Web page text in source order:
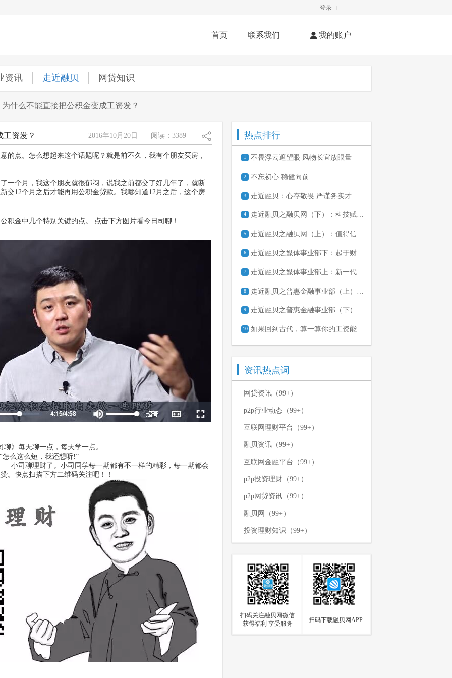
登录 |
首页 联系我们 我的账户
资讯 走近融贝 网贷知识
什么不能直接把公积金变成工资发？
资发？ 2016年10月20日 阅读：3389
的点。怎么想起来这个话题呢？就是前不久，我有个朋友买房，
一个月，我这个朋友就很郁闷，说我之前都交了好几年了，就断
交12个月之后才能再用公积金贷款。我哪知道12月之后，这个房
积金中几个特别关键的点。 点击下方图片看今日司聊！
聊》每天聊一点，每天学一点。
“怎么这么短，我还想听!”
小司聊理财了。小司同学每一期都有不一样的精彩，每一期都会
。快点扫描下方二维码关注吧！！
热点排行
1 不畏浮云遮望眼 风物长宜放眼量
2 不忘初心 稳健向前
3
4 走近融贝之融贝网（下）：科技赋能 聚焦服务
5 走近融贝之融贝网（上）：值得信赖的网贷信息服务平台
6
7
8
9 走近融贝之普惠金融事业部（下）：层层把关 严选资产
10 如果回到古代，算一算你的工资能换回几两银子？
资讯热点词
网贷资讯（99+）
p2p行业动态（99+）
互联网理财平台（99+）
融贝资讯（99+）
互联网金融平台（99+）
p2p投资理财（99+）
p2p网贷资讯（99+）
融贝网（99+）
投资理财知识（99+）
网络投资理财（99+）
p2p资讯新闻（99+）
理财攻略（99+）
如何投资理财（97）
p2p网贷（94） 网贷知识（85）
扫码关注融贝网微信
获得福利 享受服务
扫码下载融贝网APP